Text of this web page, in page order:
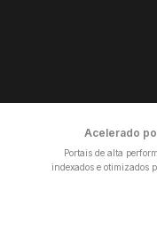
Acelerado
Portais de alta
indexados e otimizados